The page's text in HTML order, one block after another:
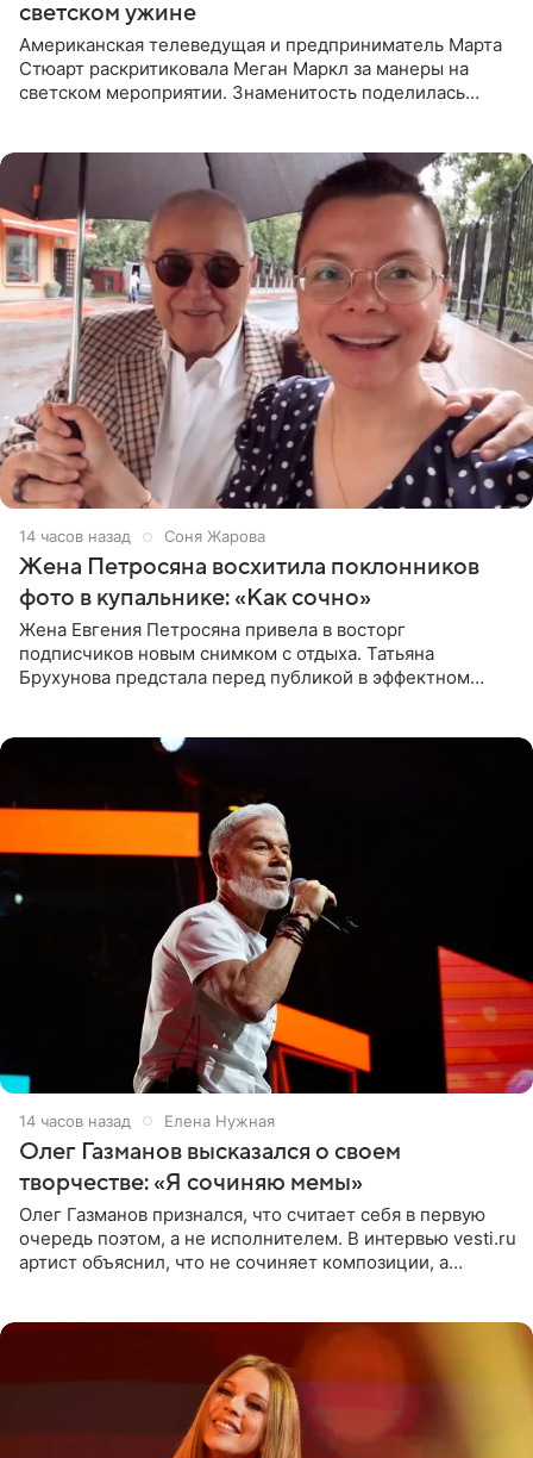
светском ужине
Американская телеведущая и предприниматель Марта
Стюарт раскритиковала Меган Маркл за манеры на
светском мероприятии. Знаменитость поделилась
14 часов назад Соня Жарова
Жена Петросяна восхитила поклонников
фото в купальнике: «Как сочно»
Жена Евгения Петросяна привела в восторг
подписчиков новым снимком с отдыха. Татьяна
Брухунова предстала перед публикой в эффектном
14 часов назад Елена Нужная
Олег Газманов высказался о своем
творчестве: «Я сочиняю мемы»
Олег Газманов признался, что считает себя в первую
очередь поэтом, а не исполнителем. В интервью vesti.ru
артист объяснил, что не сочиняет композиции, а